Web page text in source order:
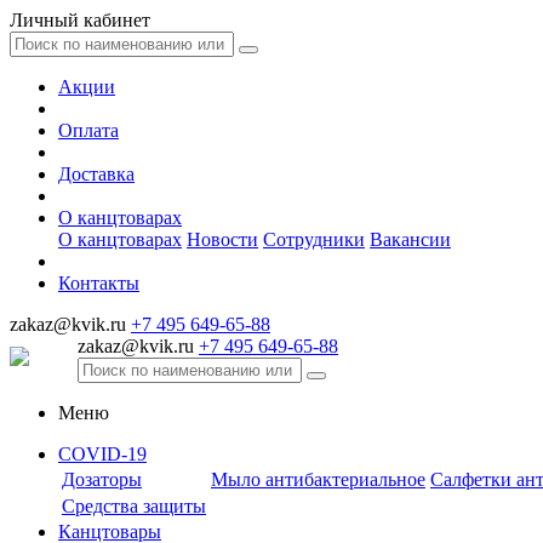
Личный кабинет
Акции
Оплата
Доставка
О канцтоварах
О канцтоварах Новости Сотрудники Вакансии
Контакты
zakaz@kvik.ru +7 495 649-65-88
zakaz@kvik.ru +7 495 649-65-88
Меню
COVID-19
Дозаторы
Мыло антибактериальное Салфетки
Средства защиты
Канцтовары